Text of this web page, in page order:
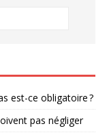
est-ce obligatoire ?
pas négliger